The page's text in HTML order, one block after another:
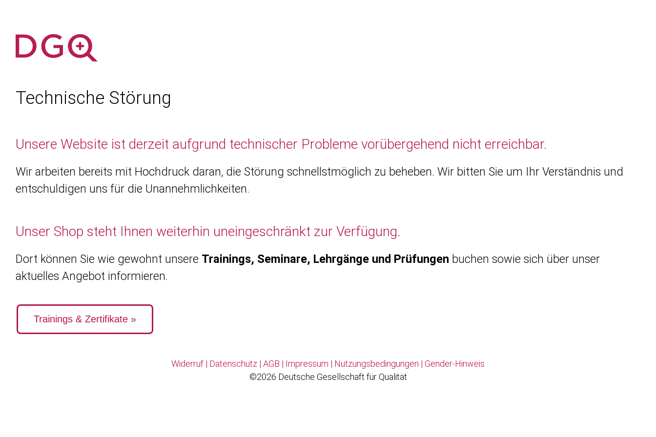
Technische Störung
Unsere Website ist derzeit aufgrund technischer Probleme vorübergehend nicht erreichbar.
Wir arbeiten bereits mit Hochdruck daran, die Störung schnellstmöglich zu beheben. Wir bitten Sie um Ihr Verständnis und
entschuldigen uns für die Unannehmlichkeiten.
Unser Shop steht Ihnen weiterhin uneingeschränkt zur Verfügung.
Dort können Sie wie gewohnt unsere Trainings, Seminare, Lehrgänge und Prüfungen buchen sowie sich über unser
aktuelles Angebot informieren.
Trainings & Zertifikate »
Widerruf | Datenschutz | AGB | Impressum | Nutzungsbedingungen | Gender-Hinweis
©2026 Deutsche Gesellschaft für Qualität